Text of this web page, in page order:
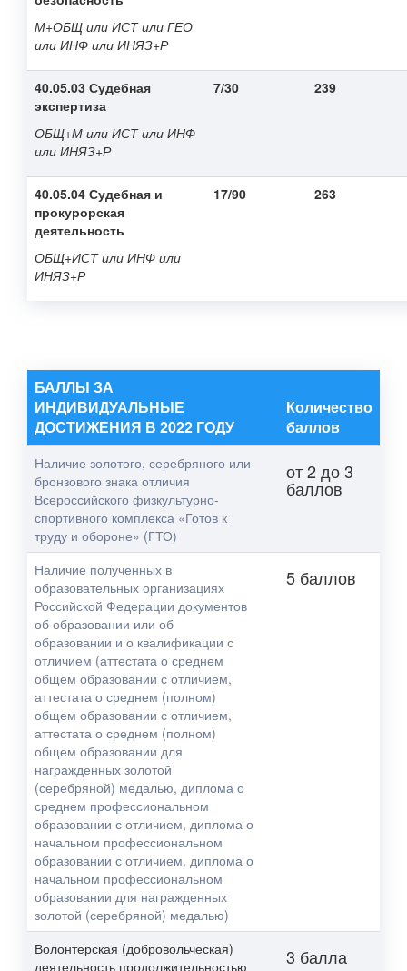
М+ОБЩ или ИСТ или ГЕО
или ИНФ или ИНЯЗ+Р
40.05.03 Судебная
экспертиза
ОБЩ+М или ИСТ или ИНФ
или ИНЯЗ+Р
7/30 239
40.05.04 Судебная и
прокурорская
деятельность
ОБЩ+ИСТ или ИНФ или
ИНЯЗ+Р
17/90 263
БАЛЛЫ ЗА
ИНДИВИДУАЛЬНЫЕ
ДОСТИЖЕНИЯ В 2022 ГОДУ
Количество
баллов
Наличие золотого, серебряного или
бронзового знака отличия
Всероссийского физкультурно-
спортивного комплекса «Готов к
труду и обороне» (ГТО)
от 2 до 3
баллов
Наличие полученных в
образовательных организациях
Российской Федерации документов
об образовании или об
образовании и о квалификации с
отличием (аттестата о среднем
общем образовании с отличием,
аттестата о среднем (полном)
общем образовании с отличием,
аттестата о среднем (полном)
общем образовании для
награжденных золотой
(серебряной) медалью, диплома о
среднем профессиональном
образовании с отличием, диплома о
начальном профессиональном
образовании с отличием, диплома о
начальном профессиональном
образовании для награжденных
золотой (серебряной) медалью)
5 баллов
Волонтерская (добровольческая)
деятельность продолжительностью
3 балла